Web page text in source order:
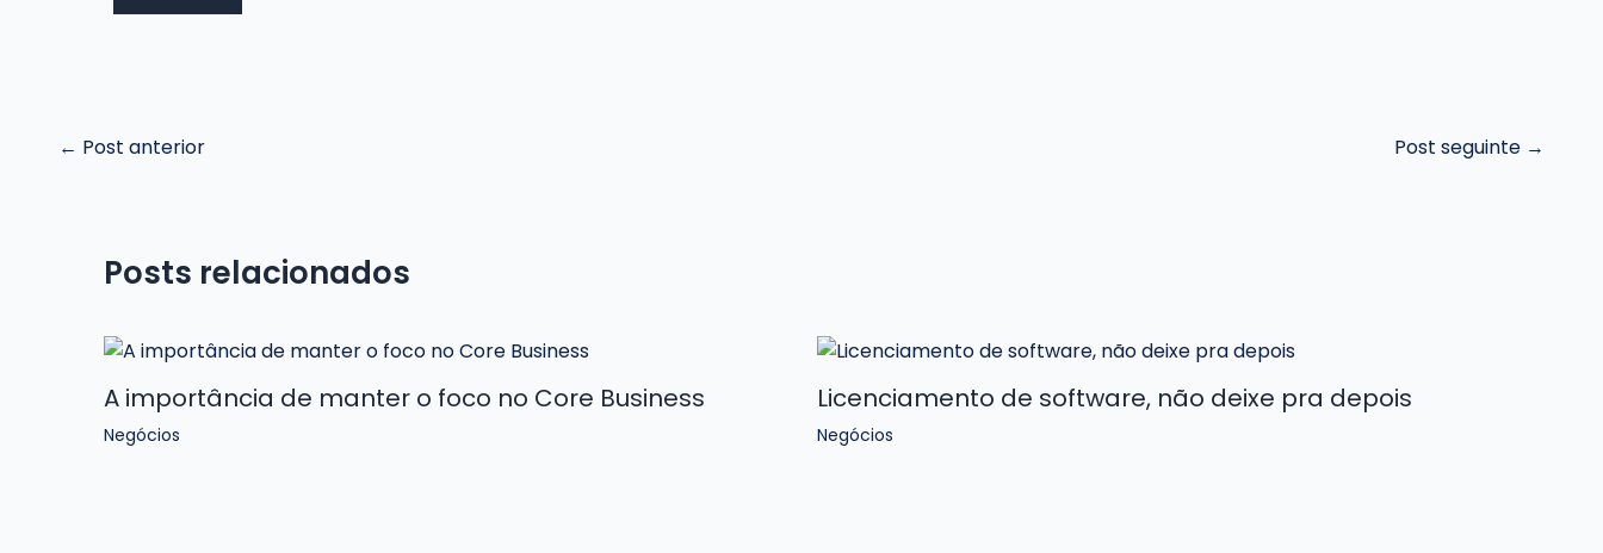
Post
← Post anterior Post seguinte →
Posts relacionados
A importância de manter o foco no Core Business
Negócios
Licenciamento de software, não deixe pra depois
Negócios